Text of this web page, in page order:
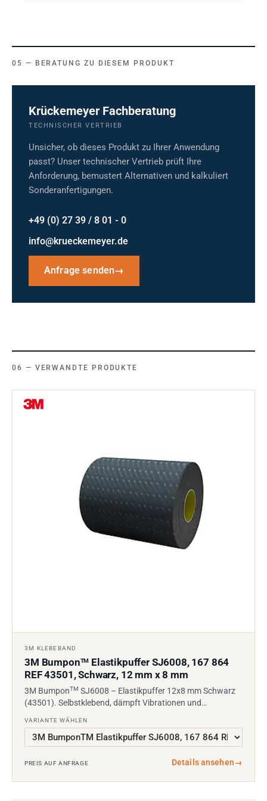
BERATUNG ZU DIESEM PRODUKT
Krückemeyer Fachberatung
TECHNISCHER VERTRIEB
Unsicher, ob dieses Produkt zu Ihrer Anwendung
passt? Unser technischer Vertrieb prüft Ihre
Anforderung, bemustert Alternativen und kalkuliert
Sonderanfertigungen.
+49 (0) 27 39 / 8 01 - 0
info@krueckemeyer.de
Anfrage senden→
VERWANDTE PRODUKTE
3M KLEBEBAND
3M BumponTM Elastikpuffer SJ6008, 167 864
REF 43501, Schwarz, 12 mm x 8 mm
3M BumponTM SJ6008 – Elastikpuffer 12x8 mm Schwarz
(43501). Selbstklebend, dämpft Vibrationen und…
VARIANTE WÄHLEN
PREIS AUF ANFRAGE Details ansehen→